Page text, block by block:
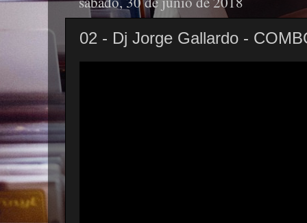
02 - Dj Jorge Gallardo -